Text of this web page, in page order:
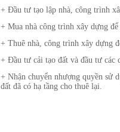
+ Đầu tư tạo lập nhà, công trình
+ Mua nhà công trình xây dựng
+ Thuê nhà, công trình xây dựng
+ Đầu tư cải tạo đất và đầu tư các
+ Nhận chuyển nhượng quyền sử
đất đã có hạ tầng cho thuê lại.